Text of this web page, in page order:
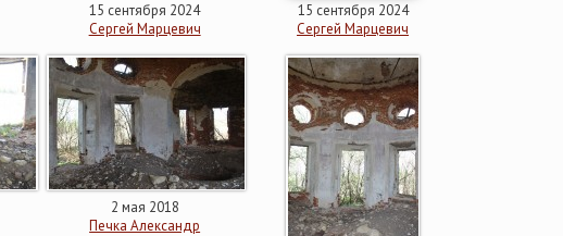
15 сентября 2024
Сергей Марцевич
15 сентября 2024
Сергей Марцевич
2 мая 2018
Печка Александр